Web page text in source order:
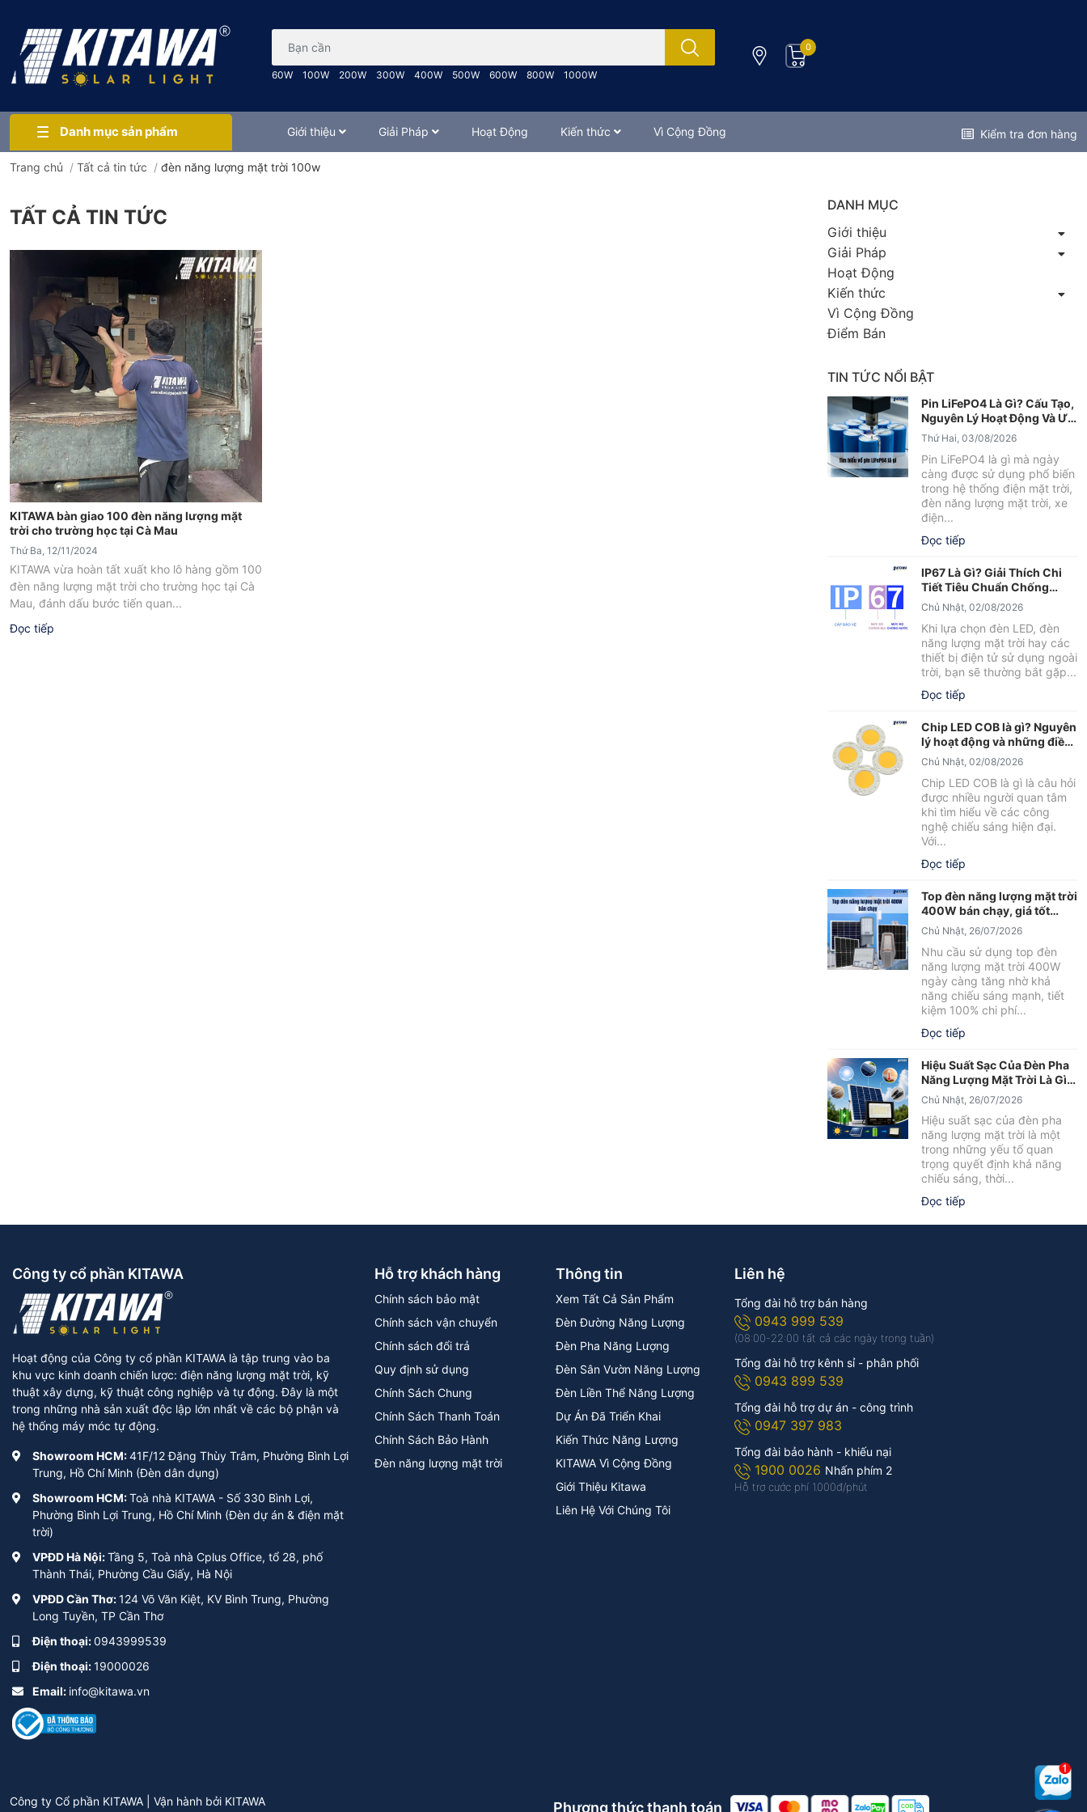
60W 100W 200W 300W 400W 500W 600W 800W 1000W
0
Danh mục sản phẩm Giới thiệu Giải Pháp Hoạt Động Kiến thức Vì Cộng Đồng Kiểm tra đơn hàng
Trang chủ / Tất cả tin tức / đèn năng lượng mặt trời 100w
TẤT CẢ TIN TỨC
KITAWA bàn giao 100 đèn năng lượng mặt
trời cho trường học tại Cà Mau
Thứ Ba, 12/11/2024
KITAWA vừa hoàn tất xuất kho lô hàng gồm 100
đèn năng lượng mặt trời cho trường học tại Cà
Mau, đánh dấu bước tiến quan...
Đọc tiếp
DANH MỤC
Giới thiệu
Giải Pháp
Hoạt Động
Kiến thức
Vì Cộng Đồng
Điểm Bán
TIN TỨC NỔI BẬT
Pin LiFePO4 Là Gì? Cấu Tạo,
Nguyên Lý Hoạt Động Và Ưu
Điểm Nổi Bật
Thứ Hai, 03/08/2026
Pin LiFePO4 là gì mà ngày
càng được sử dụng phổ biến
trong hệ thống điện mặt trời,
đèn năng lượng mặt trời, xe
điện...
Đọc tiếp
IP67 Là Gì? Giải Thích Chi
Tiết Tiêu Chuẩn Chống
Nước IP67
Chủ Nhật, 02/08/2026
Khi lựa chọn đèn LED, đèn
năng lượng mặt trời hay các
thiết bị điện tử sử dụng ngoài
trời, bạn sẽ thường bắt gặp...
Đọc tiếp
Chip LED COB là gì? Nguyên
lý hoạt động và những điều
cần biết
Chủ Nhật, 02/08/2026
Chip LED COB là gì là câu hỏi
được nhiều người quan tâm
khi tìm hiểu về các công
nghệ chiếu sáng hiện đại.
Với...
Đọc tiếp
Top đèn năng lượng mặt trời
400W bán chạy, giá tốt
2026
Chủ Nhật, 26/07/2026
Nhu cầu sử dụng top đèn
năng lượng mặt trời 400W
ngày càng tăng nhờ khả
năng chiếu sáng mạnh, tiết
kiệm 100% chi phí...
Đọc tiếp
Hiệu Suất Sạc Của Đèn Pha
Năng Lượng Mặt Trời Là Gì?
Yếu Tố Ảnh Hưởng Cần Biết
Chủ Nhật, 26/07/2026
Hiệu suất sạc của đèn pha
năng lượng mặt trời là một
trong những yếu tố quan
trọng quyết định khả năng
chiếu sáng, thời...
Đọc tiếp
Công ty cổ phần KITAWA
Hoạt động của Công ty cổ phần KITAWA là tập trung vào ba
khu vực kinh doanh chiến lược: điện năng lượng mặt trời, kỹ
thuật xây dựng, kỹ thuật công nghiệp và tự động. Đây là một
trong những nhà sản xuất độc lập lớn nhất về các bộ phận và
hệ thống máy móc tự động.
Showroom HCM:41F/12 Đặng Thùy Trâm, Phường Bình Lợi
Trung, Hồ Chí Minh (Đèn dân dụng)
Showroom HCM:Toà nhà KITAWA - Số 330 Bình Lợi,
Phường Bình Lợi Trung, Hồ Chí Minh (Đèn dự án & điện mặt
trời)
VPĐD Hà Nội:Tầng 5, Toà nhà Cplus Office, tổ 28, phố
Thành Thái, Phường Cầu Giấy, Hà Nội
VPĐD Cần Thơ:124 Võ Văn Kiệt, KV Bình Trung, Phường
Long Tuyền, TP Cần Thơ
Điện thoại:0943999539
Điện thoại:19000026
Email: info@kitawa.vn
Hỗ trợ khách hàng
Chính sách bảo mật
Chính sách vận chuyển
Chính sách đổi trả
Quy định sử dụng
Chính Sách Chung
Chính Sách Thanh Toán
Chính Sách Bảo Hành
Đèn năng lượng mặt trời
Thông tin
Xem Tất Cả Sản Phẩm
Đèn Đường Năng Lượng
Đèn Pha Năng Lượng
Đèn Sân Vườn Năng Lượng
Đèn Liền Thể Năng Lượng
Dự Án Đã Triển Khai
Kiến Thức Năng Lượng
KITAWA Vì Cộng Đồng
Giới Thiệu Kitawa
Liên Hệ Với Chúng Tôi
Liên hệ
Tổng đài hỗ trợ bán hàng
0943 999 539
(08:00-22:00 tất cả các ngày trong tuần)
Tổng đài hỗ trợ kênh sỉ - phân phối
0943 899 539
Tổng đài hỗ trợ dự án - công trình
0947 397 983
Tổng đài bảo hành - khiếu nại
1900 0026 Nhấn phím 2
Hỗ trợ cước phí 1.000đ/phút
Công ty Cổ phần KITAWA | Vận hành bởi KITAWA Phương thức thanh toán